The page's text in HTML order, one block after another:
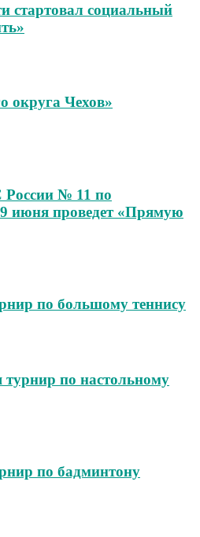
стартовал социальный
Чехов»
№ 11 по
июня проведет «Прямую
по большому теннису
турнир по настольному
по бадминтону